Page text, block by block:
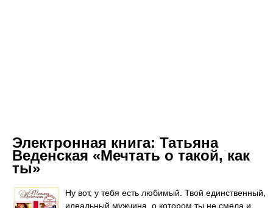
Электронная книга: Татьяна
Веденская «Мечтать о такой, как
ты»
Ну вот, у тебя есть любимый. Твой единственный,
идеальный мужчина, о котором ты не смела и